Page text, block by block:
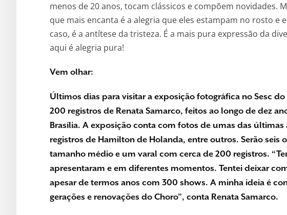
menos de 20 anos, tocam clássicos e compõem novidades.
que mais encanta é a alegria que eles estampam no rosto e
caso, é a antítese da tristeza. É a mais pura expressão da
aqui é alegria pura!
Vem olhar:
Últimos dias para visitar a exposição fotográfica no Sesc
200 registros de Renata Samarco, feitos ao longo de dez
Brasília. A exposição conta com fotos de umas das
registros de Hamilton de Holanda, entre outros. Serão seis
tamanho médio e um varal com cerca de 200 registros.
apresentaram e em diferentes momentos. Tentei deixar
apesar de termos anos com 300 shows. A minha ideia é
gerações e renovações do Choro”, conta Renata Samarco.